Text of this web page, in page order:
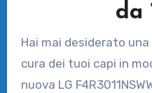
da
Hai mai desiderato una lavatrice che si prenda
cura dei tuoi capi in
nuova LG